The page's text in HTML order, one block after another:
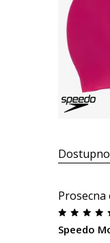
Prosecna
Speedo